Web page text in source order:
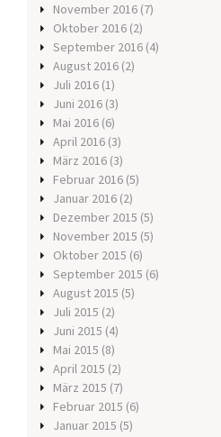
November 2016 (7)
Oktober 2016 (2)
September 2016 (4)
August 2016 (2)
Juli 2016 (1)
Juni 2016 (3)
Mai 2016 (6)
April 2016 (3)
März 2016 (3)
Februar 2016 (5)
Januar 2016 (2)
Dezember 2015 (5)
November 2015 (5)
Oktober 2015 (6)
September 2015 (6)
August 2015 (5)
Juli 2015 (2)
Juni 2015 (4)
Mai 2015 (8)
April 2015 (2)
März 2015 (7)
Februar 2015 (6)
Januar 2015 (5)